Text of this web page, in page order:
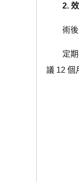
2.
術後 1
定期補
議 12 個